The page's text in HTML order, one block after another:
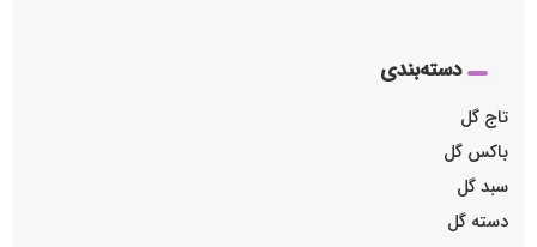
دسته‌بندی
تاج گل
باکس گل
سبد گل
دسته گل